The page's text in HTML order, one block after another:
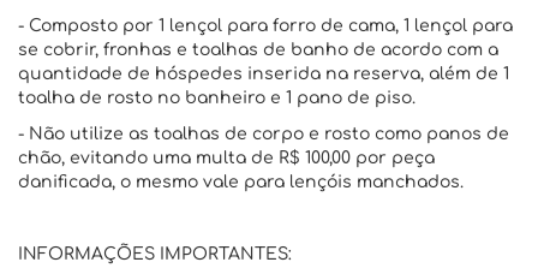
- Composto por 1 lençol para forro de cama, 1 lençol para
se cobrir, fronhas e toalhas de banho de acordo com a
quantidade de hóspedes inserida na reserva, além de 1
toalha de rosto no banheiro e 1 pano de piso.
- Não utilize as toalhas de corpo e rosto como panos de
chão, evitando uma multa de R$ 100,00 por peça
danificada, o mesmo vale para lençóis manchados.
INFORMAÇÕES IMPORTANTES: